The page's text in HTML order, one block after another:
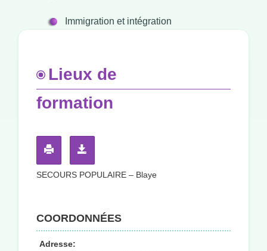
Immigration et intégration
Lieux de
formation
SECOURS POPULAIRE – Blaye
COORDONNÉES
Adresse: